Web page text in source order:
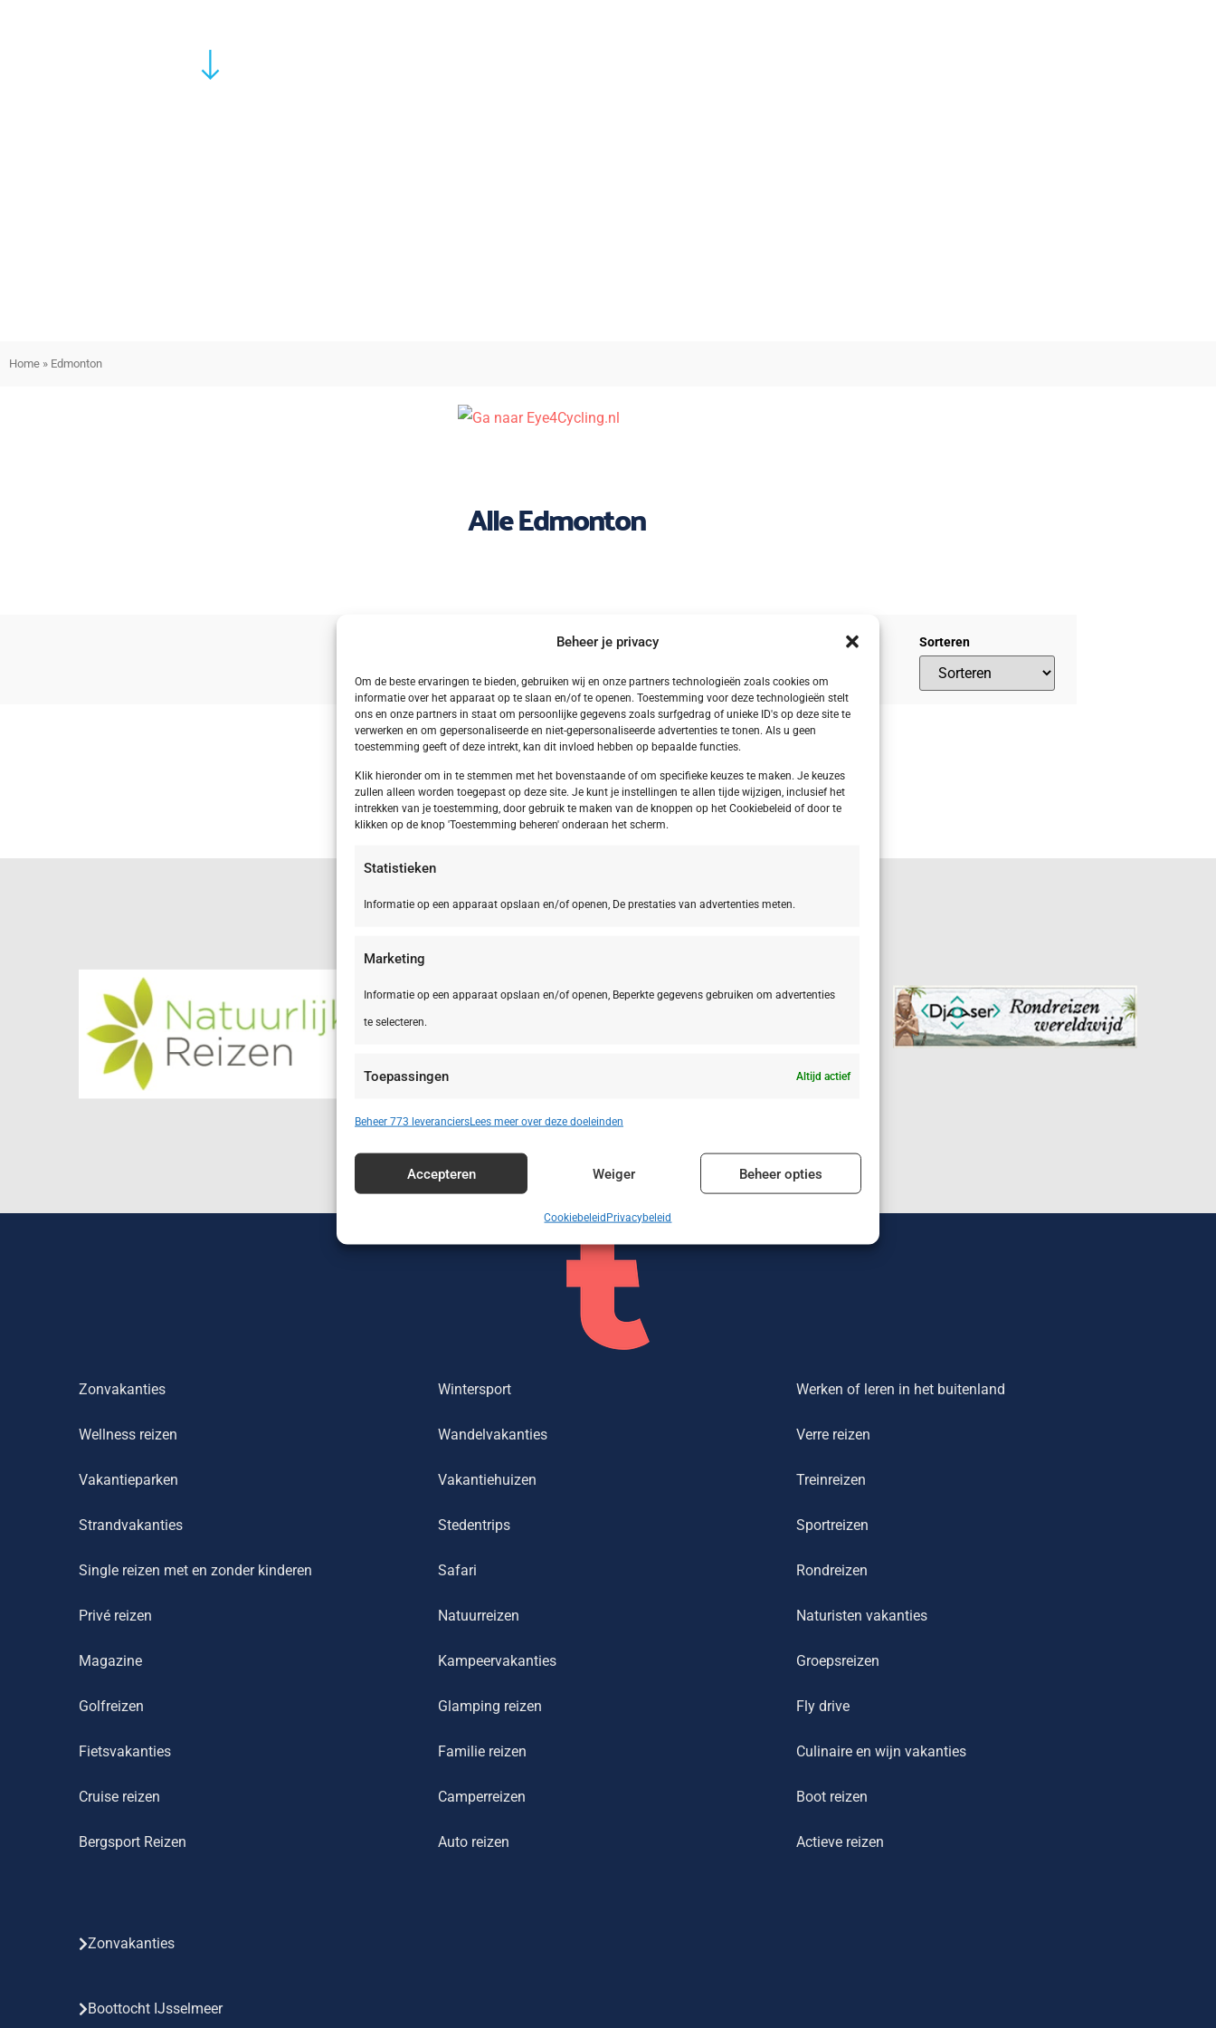
Beheer je privacy
Om de beste ervaringen te bieden, gebruiken wij en onze partners technologieën zoals cookies om
informatie over het apparaat op te slaan en/of te openen. Toestemming voor deze technologieën stelt
ons en onze partners in staat om persoonlijke gegevens zoals surfgedrag of unieke ID's op deze site te
verwerken en om gepersonaliseerde en niet-gepersonaliseerde advertenties te tonen. Als u geen
toestemming geeft of deze intrekt, kan dit invloed hebben op bepaalde functies.
Klik hieronder om in te stemmen met het bovenstaande of om specifieke keuzes te maken. Je keuzes
zullen alleen worden toegepast op deze site. Je kunt je instellingen te allen tijde wijzigen, inclusief het
intrekken van je toestemming, door gebruik te maken van de knoppen op het Cookiebeleid of door te
klikken op de knop 'Toestemming beheren' onderaan het scherm.
Statistieken
Informatie op een apparaat opslaan en/of openen, De prestaties van advertenties meten.
Marketing
Informatie op een apparaat opslaan en/of openen, Beperkte gegevens gebruiken om advertenties
te selecteren.
Toepassingen Altijd actief
Advertenties en content leveren en tonen. Altijd actief
Beheer 773 leveranciersLees meer over deze doeleinden
Accepteren Weiger Beheer opties
CookiebeleidPrivacybeleid
Home » Edmonton
Alle Edmonton
Sorteren
Zonvakanties Wintersport Werken of leren in het buitenland
Wellness reizen Wandelvakanties Verre reizen
Vakantieparken Vakantiehuizen Treinreizen
Strandvakanties Stedentrips Sportreizen
Single reizen met en zonder kinderen Safari Rondreizen
Privé reizen Natuurreizen Naturisten vakanties
Magazine Kampeervakanties Groepsreizen
Golfreizen Glamping reizen Fly drive
Fietsvakanties Familie reizen Culinaire en wijn vakanties
Cruise reizen Camperreizen Boot reizen
Bergsport Reizen Auto reizen Actieve reizen
Zonvakanties
Boottocht IJsselmeer